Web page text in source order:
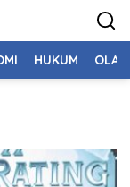
HUKUM